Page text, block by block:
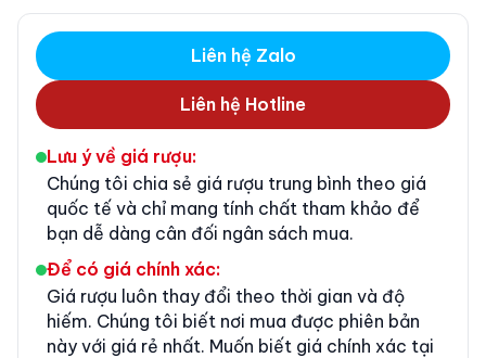
Liên hệ Zalo
Liên hệ Hotline
Lưu ý về giá rượu:
Chúng tôi chia sẻ giá rượu trung bình theo giá
quốc tế và chỉ mang tính chất tham khảo để
bạn dễ dàng cân đối ngân sách mua.
Để có giá chính xác:
Giá rượu luôn thay đổi theo thời gian và độ
hiếm. Chúng tôi biết nơi mua được phiên bản
này với giá rẻ nhất. Muốn biết giá chính xác tại